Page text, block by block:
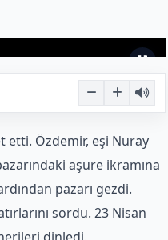
etti. Özdemir, eşi Nuray
aşure ikramına
pazarı gezdi.
sordu. 23 Nisan